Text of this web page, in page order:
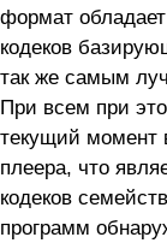
формат
кодеков
так же самым
При всем при
текущий момент
плеера, что
кодеков
программ